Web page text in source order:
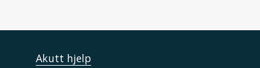
Akutt hjelp